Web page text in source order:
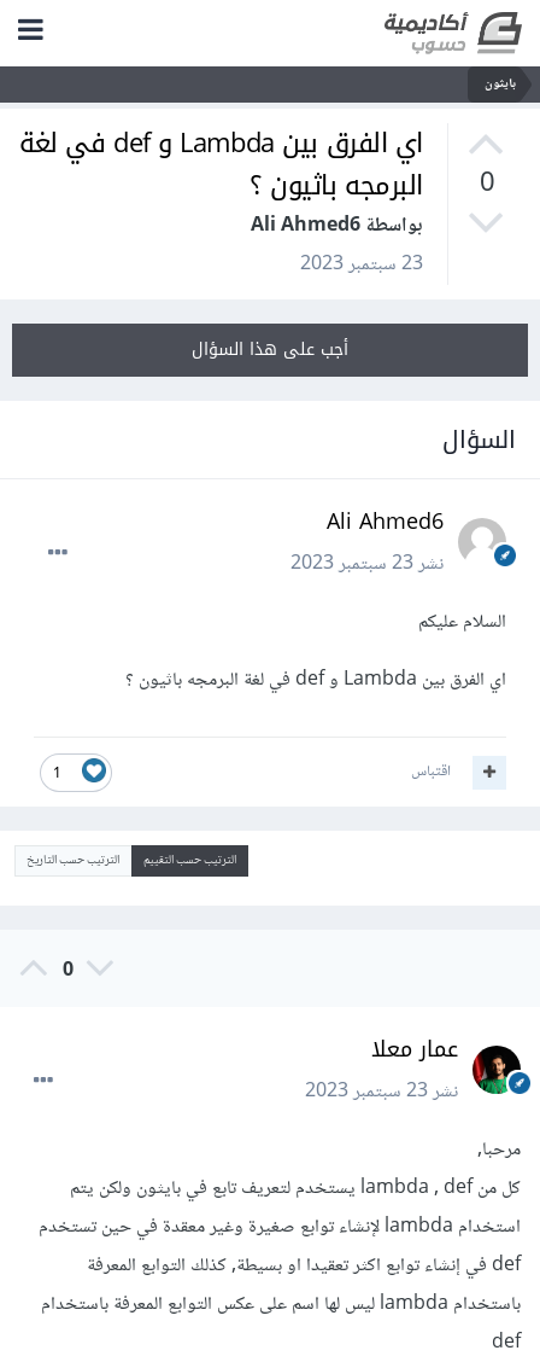
بايثون
0
اي الفرق بين Lambda و def في لغة
البرمجه باثيون ؟
بواسطة Ali Ahmed6
23 سبتمبر 2023
أجب على هذا السؤال
السؤال
Ali Ahmed6
نشر23 سبتمبر 2023
السلام عليكم
اي الفرق بين Lambda و def في لغة البرمجه باثيون ؟
1 اقتباس
الترتيب حسب التقييم الترتيب حسب التاريخ
0
عمار معلا
نشر23 سبتمبر 2023
مرحبا,
كل من lambda , def يستخدم لتعريف تابع في بايثون ولكن يتم
استخدام lambda لإنشاء توابع صغيرة وغير معقدة في حين تستخدم
def في إنشاء توابع اكثر تعقيدا او بسيطة, كذلك التوابع المعرفة
باستخدام lambda ليس لها اسم على عكس التوابع المعرفة باستخدام
def